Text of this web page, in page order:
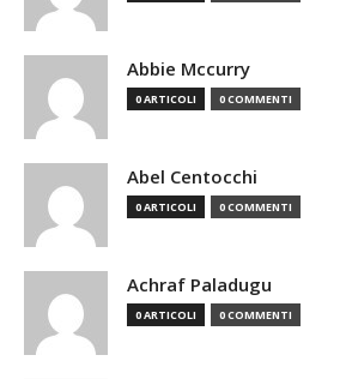
Abbie Mccurry
0 ARTICOLI 0 COMMENTI
Abel Centocchi
0 ARTICOLI 0 COMMENTI
Achraf Paladugu
0 ARTICOLI 0 COMMENTI